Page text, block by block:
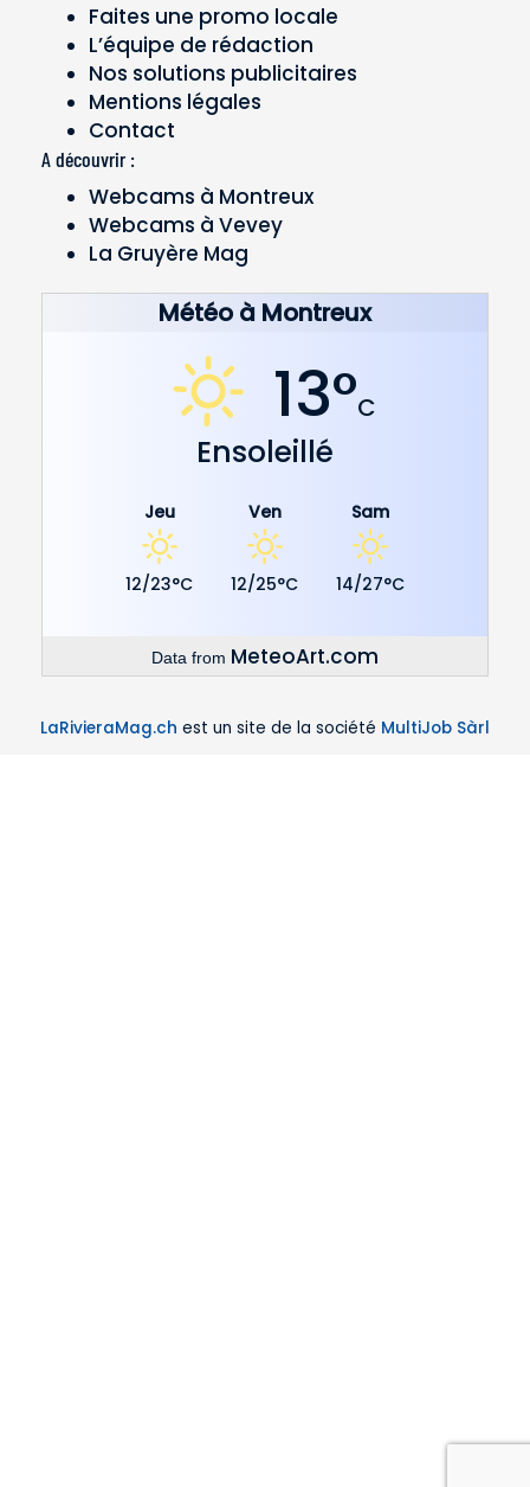
Faites une promo locale
L’équipe de rédaction
Nos solutions publicitaires
Mentions légales
Contact
A découvrir :
Webcams à Montreux
Webcams à Vevey
La Gruyère Mag
Météo à Montreux
13°C
Ensoleillé
Jeu
12/23°C
Ven
12/25°C
Sam
14/27°C
Data from MeteoArt.com
LaRivieraMag.ch est un site de la société MultiJob Sàrl